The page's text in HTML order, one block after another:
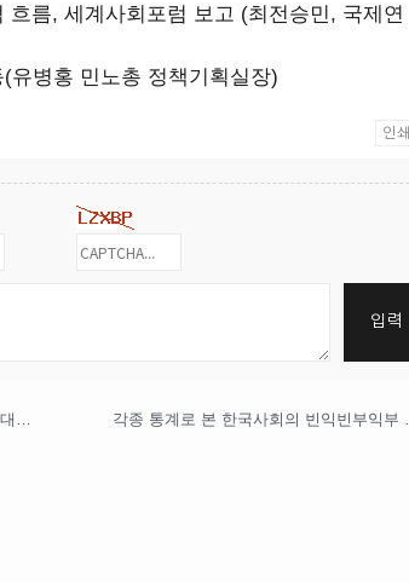
름, 세계사회포럼 보고 (최전승민, 국제연
유병홍 민노총 정책기획실장)
인쇄